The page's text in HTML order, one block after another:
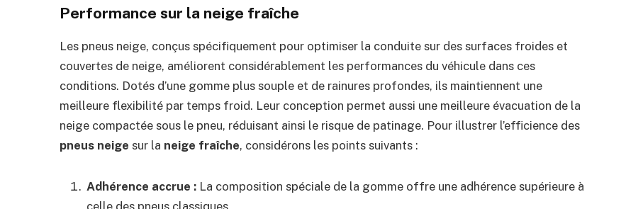
Performance sur la neige fraîche
Les pneus neige, conçus spécifiquement pour optimiser la conduite sur des surfaces froides et
couvertes de neige, améliorent considérablement les performances du véhicule dans ces
conditions. Dotés d’une gomme plus souple et de rainures profondes, ils maintiennent une
meilleure flexibilité par temps froid. Leur conception permet aussi une meilleure évacuation de la
neige compactée sous le pneu, réduisant ainsi le risque de patinage. Pour illustrer l’efficience des
pneus neige sur la neige fraîche, considérons les points suivants :
Adhérence accrue : La composition spéciale de la gomme offre une adhérence supérieure à
celle des pneus classiques.